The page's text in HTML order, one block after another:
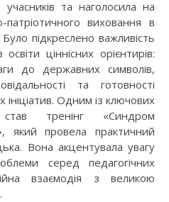
та наголосила на
патріотичного виховання в
підкреслено важливість
ціннісних орієнтирів:
до державних символів,
та готовності
Одним із ключових
став тренінг «Синдром
який провела практичний
Вона акцентувала увагу
серед педагогічних
взаємодія з великою